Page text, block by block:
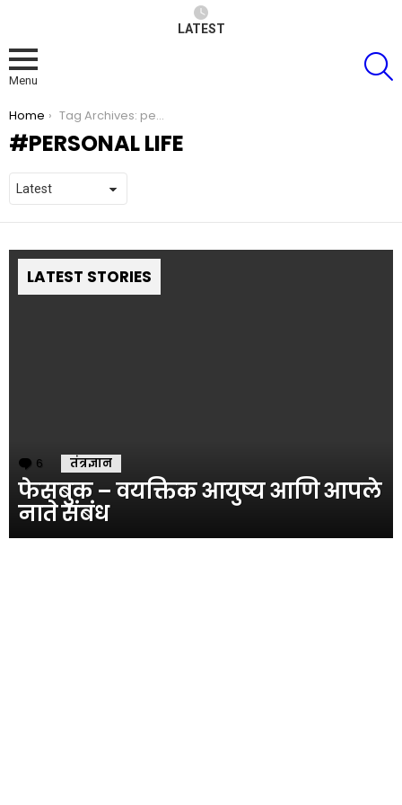
LATEST
Menu
You are here:
Home Tag Archives: personal life
PERSONAL LIFE
LATEST STORIES
6 Comments
तंत्रज्ञान
फेसबुक – वयक्तिक आयुष्य आणि आपले
नाते संबंध